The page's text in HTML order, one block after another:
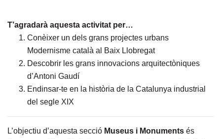
T’agradarà aquesta activitat per…
Conèixer un dels grans projectes urbans
Modernisme català al Baix Llobregat
Descobrir les grans innovacions arquitectòniques
d’Antoni Gaudí
Endinsar-te en la història de la Catalunya industrial
del segle XIX
L’objectiu d’aquesta secció Museus i Monuments és